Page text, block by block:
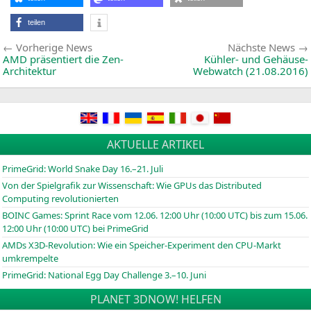
teilen
Beitragsnavigation
Vorherige NewsVorherige
News:
AMD präsentiert die Zen-
Architektur
Nächste News
Kühler- und Gehäuse-
Webwatch (21.08.2016)
AKTUELLE ARTIKEL
PrimeGrid: World Snake Day 16.–21. Juli
Von der Spielgrafik zur Wissenschaft: Wie GPUs das Distributed
Computing revolutionierten
BOINCGames: Sprint Race vom 12.06. 12:00 Uhr (10:00 UTC) bis zum 15.06.
12:00 Uhr (10:00 UTC) bei PrimeGrid
AMDs X3D-Revolution: Wie ein Speicher-Experiment den CPU-Markt
umkrempelte
PrimeGrid: National Egg Day Challenge 3.–10. Juni
PLANET 3DNOW! HELFEN